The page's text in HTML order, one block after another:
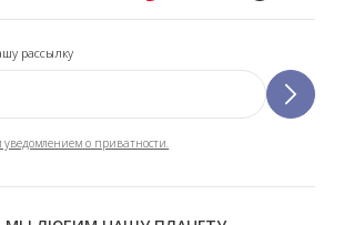
рассылку
о приватности.